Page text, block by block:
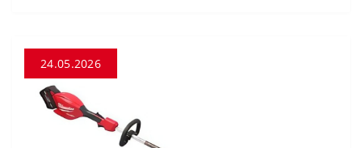
24.05.2026